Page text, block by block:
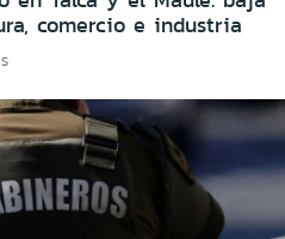
comercio e industria